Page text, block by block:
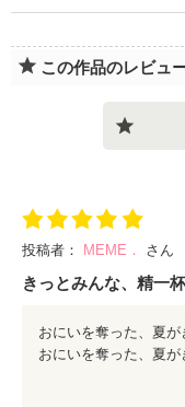
この作品のレビュ
投稿者： MEME． さん
きっとみんな、精一
おにいを奪った、夏
た。動けなくて、進
最後の夏に、変わっ